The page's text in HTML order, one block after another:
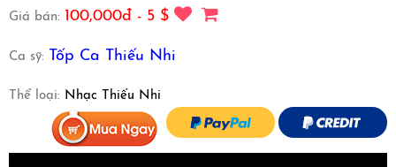
Giá bán: 100,000đ - 5 $
Ca sỹ: Tốp Ca Thiếu Nhi
Thể loại: Nhạc Thiếu Nhi